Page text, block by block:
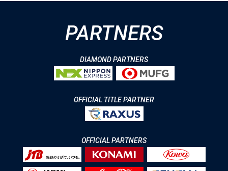
PARTNERS
DIAMOND PARTNERS
OFFICIAL TITLE PARTNER
OFFICIAL PARTNERS